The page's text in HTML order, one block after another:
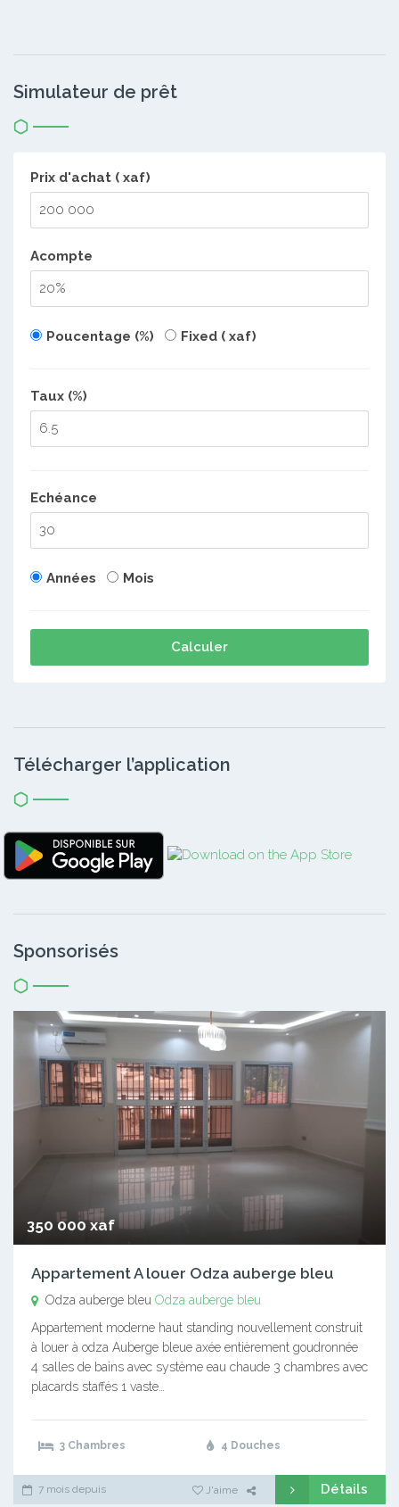
Simulateur de prêt
Prix d'achat ( xaf)
Acompte
Poucentage (%) Fixed ( xaf)
Taux (%)
Echéance
Années Mois
Calculer
Télécharger l’application
Sponsorisés
350 000 xaf
Appartement A louer Odza auberge bleu
Odza auberge bleu Odza auberge bleu
Appartement moderne haut standing nouvellement construit
à louer à odza Auberge bleue axée entièrement goudronnée
4 salles de bains avec système eau chaude 3 chambres avec
placards staffés 1 vaste…
3 Chambres 4 Douches
7 mois depuis J'aime Détails